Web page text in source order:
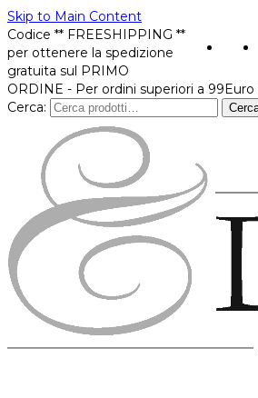
Skip to Main Content
Codice ** FREESHIPPING **
per ottenere la spedizione
gratuita sul PRIMO
ORDINE - Per ordini superiori a
Cerca: